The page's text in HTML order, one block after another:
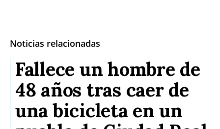
Noticias relacionadas
Fallece un hombre de
48 años tras caer de
una bicicleta en un